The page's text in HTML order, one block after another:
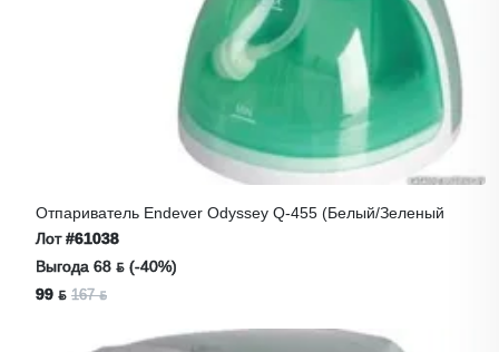
Отпариватель Endever Odyssey Q-455 (белый/зеленый
Лот#61038
Выгода 68 ƃ (-40%)
99 ƃ 167 ƃ